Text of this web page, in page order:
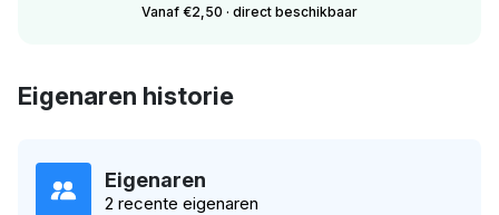
Vanaf €2,50 · direct beschikbaar
Eigenaren historie
Eigenaren
2 recente eigenaren